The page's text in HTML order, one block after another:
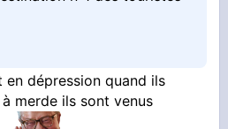
dépression quand ils
merde ils sont venus